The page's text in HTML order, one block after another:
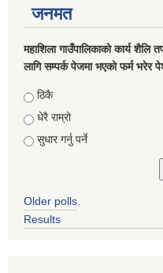
जनमत
महाशिला गाउँपालिकाको कार्य शैलि
लागि सम्पर्क पेजमा भएको फर्म भरेर
Choices
ठिकै
धेरै राम्रो
सुधार गर्नु पर्ने
Older polls
Results